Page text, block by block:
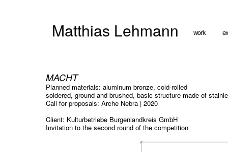
Matthias Lehmann work
MACHT
Planned materials: aluminum bronze, cold-rolled
soldered, ground and brushed, basic structure made of
Call for proposals: Arche Nebra | 2020
Client: Kulturbetriebe Burgenlandkreis GmbH
Invitation to the second round of the competition